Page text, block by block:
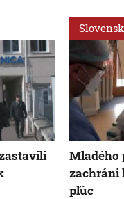
Mladého
zachráni
pľúc